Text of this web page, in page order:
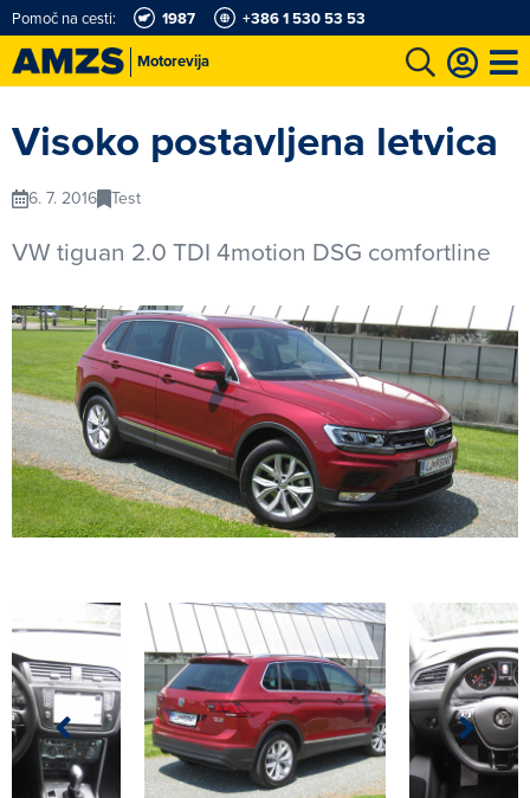
Motorevija
Pomoč na cesti: 1987 +386 1 530 53 53
Visoko postavljena letvica
6. 7. 2016 Test
VW tiguan 2.0 TDI 4motion DSG comfortline